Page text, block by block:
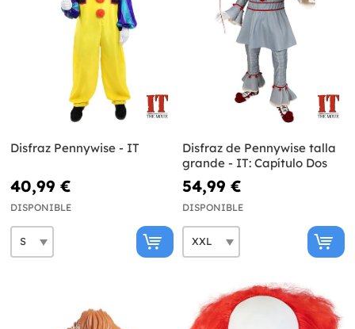
Disfraz Pennywise - IT
40,99 €
DISPONIBLE
Disfraz de Pennywise talla
grande - IT: Capítulo Dos
54,99 €
DISPONIBLE